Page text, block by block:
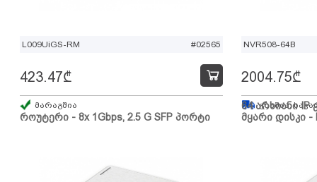
L009UiGS-RM #02565
როუტერი - 8x 1Gbps, 2.5 G SFP პორტი
423.47₾
მარაგშია
NVR508-64B
64 არხიანი IP
მყარი დისკი -
2004.75₾
გზაშია,